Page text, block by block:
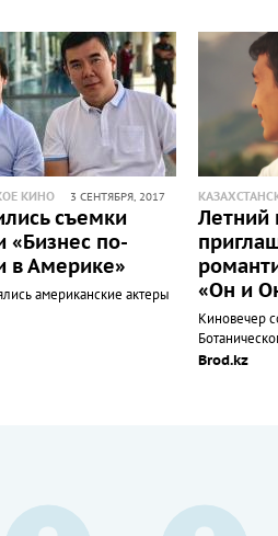
КИНО 3 СЕНТЯБРЯ, 2017
съемки
«Бизнес по-
в Америке»
американские актеры
Летний
«Он и
Киновечер
Brod.kz